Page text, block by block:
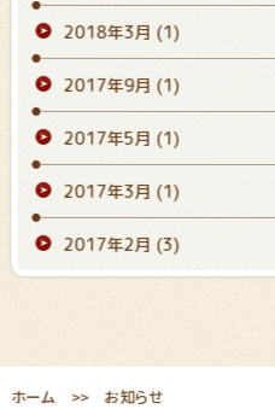
2018年3月 (1)
2017年9月 (1)
2017年5月 (1)
2017年3月 (1)
2017年2月 (3)
ホーム お知らせ